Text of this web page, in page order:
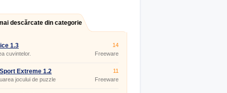
descărcate din categorie
1.3
cuvintelor.
14
Freeware
Extreme 1.2
jocului de puzzle
11
Freeware